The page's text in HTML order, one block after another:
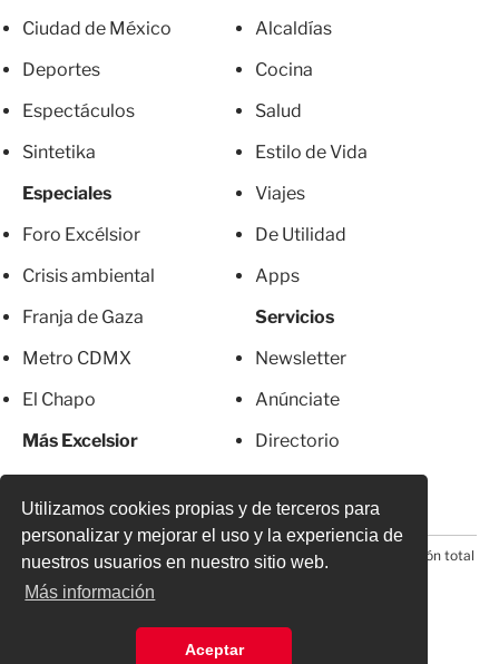
Utilizamos cookies propias y de terceros para
personalizar y mejorar el uso y la experiencia de
nuestros usuarios en nuestro sitio web.
Más información
Aceptar
Ciudad de México
Deportes
Espectáculos
Sintetika
Especiales
Foro Excélsior
Crisis ambiental
Franja de Gaza
Metro CDMX
El Chapo
Más Excelsior
Alcaldías
Cocina
Salud
Estilo de Vida
Viajes
De Utilidad
Apps
Servicios
Newsletter
Anúnciate
Directorio
© 2026 Todos los derechos reservados. Prohibida la reproducción total
o parcial, incluyendo cualquier medio electrónico*